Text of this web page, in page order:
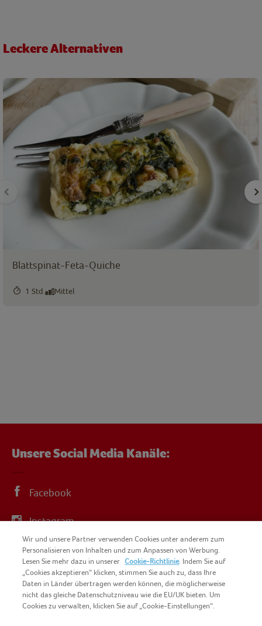
Leckere Alternativen
Blattspinat-Feta-Quiche
1 Std. Mittel
Unsere Social Media Kanäle:
Facebook
Instagram
YouTube
Wir und unsere Partner verwenden Cookies unter anderem zum
Personalisieren von Inhalten und zum Anpassen von Werbung.
Lesen Sie mehr dazu in unserer Cookie-Richtlinie. Indem Sie auf
„Cookies akzeptieren“ klicken, stimmen Sie auch zu, dass Ihre
Daten in Länder übertragen werden können, die möglicherweise
nicht das gleiche Datenschutzniveau wie die EU/UK bieten. Um
Cookies zu verwalten, klicken Sie auf „Cookie-Einstellungen“.